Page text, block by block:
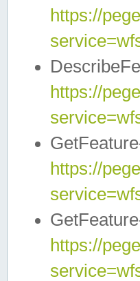
https://
https://
https://
https://